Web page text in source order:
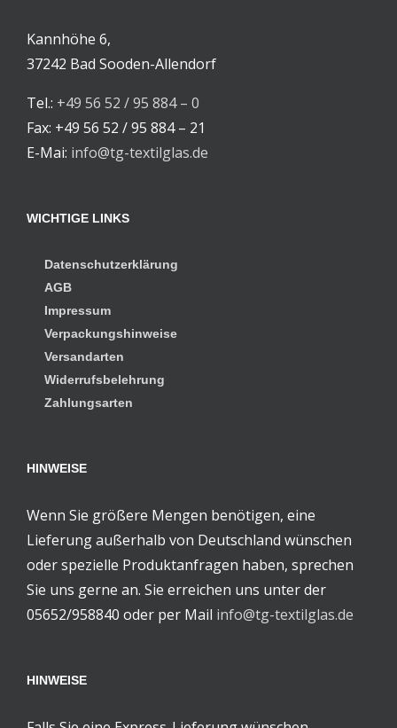
Kannhöhe 6,
37242 Bad Sooden-Allendorf
Tel.: +49 56 52 / 95 884 – 0
Fax: +49 56 52 / 95 884 – 21
E-Mai: info@tg-textilglas.de
WICHTIGE LINKS
Datenschutzerklärung
AGB
Impressum
Verpackungshinweise
Versandarten
Widerrufsbelehrung
Zahlungsarten
HINWEISE
Wenn Sie größere Mengen benötigen, eine
Lieferung außerhalb von Deutschland wünschen
oder spezielle Produktanfragen haben, sprechen
Sie uns gerne an. Sie erreichen uns unter der
05652/958840 oder per Mail info@tg-textilglas.de
HINWEISE